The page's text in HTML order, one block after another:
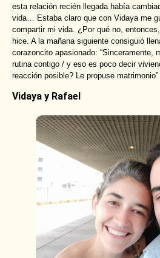
esta relación recién llegada había
vida… Estaba claro que con Vidaya me
compartir mi vida. ¿Por qué no,
hice. A la mañana siguiente consiguió
corazoncito apasionado: “Sinceramente,
rutina contigo / y eso es poco decir
reacción posible? Le propuse matrimonio”
Vidaya y Rafael